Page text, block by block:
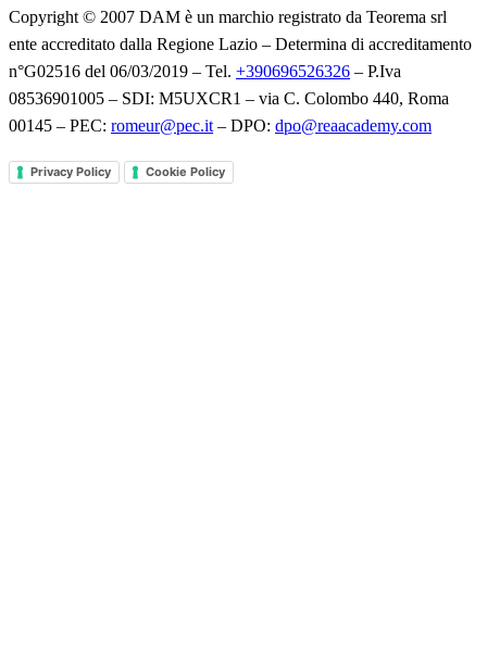
Copyright © 2007 DAM è un marchio registrato da Teorema srl
ente accreditato dalla Regione Lazio – Determina di accreditamento
n°G02516 del 06/03/2019 – Tel. +390696526326 – P.Iva
08536901005 – SDI: M5UXCR1 – via C. Colombo 440, Roma
00145 – PEC: romeur@pec.it– DPO: dpo@reaacademy.com
Privacy Policy Cookie Policy